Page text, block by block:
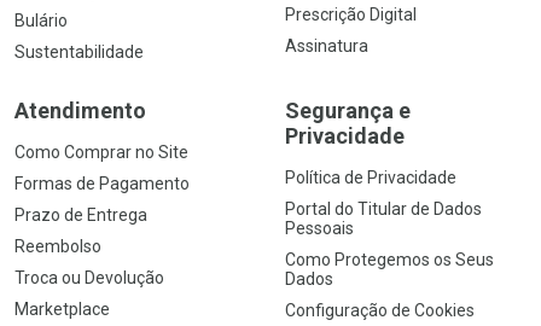
Bulário
Sustentabilidade
Prescrição Digital
Assinatura
Atendimento
Como Comprar no Site
Formas de Pagamento
Prazo de Entrega
Reembolso
Troca ou Devolução
Marketplace
Segurança e
Privacidade
Política de Privacidade
Portal do Titular de Dados
Pessoais
Como Protegemos os Seus
Dados
Configuração de Cookies